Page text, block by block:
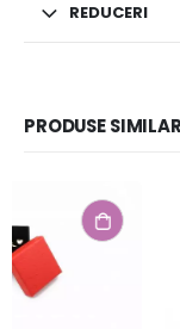
REDUCERI
PRODUSE